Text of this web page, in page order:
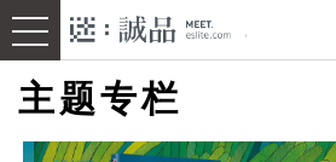
主题专栏